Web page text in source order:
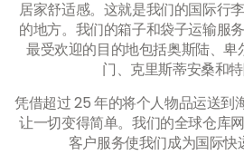
居家舒适感。这就是我们的国际行
的地方。我们的箱子和袋子运输服
最受欢迎的目的地包括奥斯陆、
门、克里斯蒂安桑和特
凭借超过 25 年的将个人物品运送到
让一切变得简单。我们的全球仓库
客户服务使我们成为国际快